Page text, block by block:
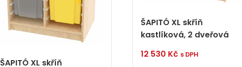
ŠAPITÓ XL skříň
ŠAPITÓ XL skříň
kastlíková, 2 dveřová
12 530 Kč s DPH